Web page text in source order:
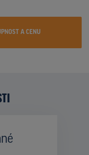
A CENU